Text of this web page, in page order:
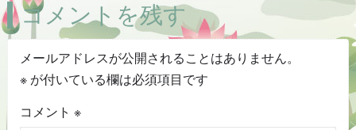
コメントを残す
メールアドレスが公開されることはありません。
※が付いている欄は必須項目です
コメント ※